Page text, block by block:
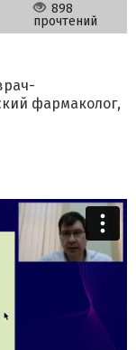
898
прочтений
фармаколог,